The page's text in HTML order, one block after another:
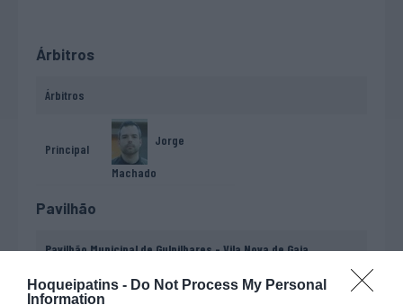
Hoqueipatins - Do Not Process My Personal
Information
Árbitros
Árbitros
Principal
Jorge
Machado
Pavilhão
Pavilhão Municipal de Gulpilhares - Vila Nova de Gaia